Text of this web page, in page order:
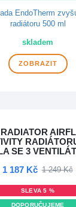
skladem
ZOBRAZIT
SE 3
1 187 Kč 1 249 Kč
SLEVA 5 %
DOPORUČUJEME